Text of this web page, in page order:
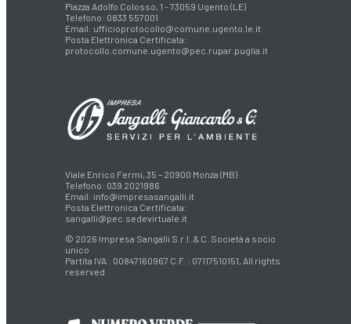
Piazza Adolfo Colosso, 1 - 73059 Ugento (LE)
Telefono: 0833 557001
Email: ufficioprotocollo@comune.ugento.le.it
Posta Elettronica Certificata:
protocollo.comune.ugento@pec.rupar.puglia.it
Viale Enrico Fermi, 35 – 20900 Monza (MB)
Telefono: 039 2021986
Email: info@impresasangalli.it
Posta Elettronica Certificata:
sangalli@pec.sedevirtuale.it
© 2026 Impresa Sangalli S.r.l. & C. Società a socio
unico
Partita IVA : 00847160967 C.F. : 07117510151, All rights
reserved